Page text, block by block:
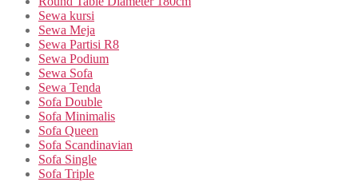
Sewa kursi
Sewa Meja
Sewa Partisi R8
Sewa Podium
Sewa Sofa
Sewa Tenda
Sofa Double
Sofa Minimalis
Sofa Queen
Sofa Scandinavian
Sofa Single
Sofa Triple